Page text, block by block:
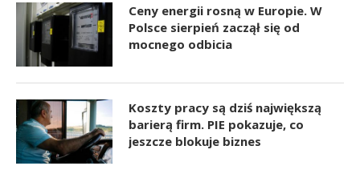
Ceny energii rosną w Europie. W
Polsce sierpień zaczął się od
mocnego odbicia
Koszty pracy są dziś największą
barierą firm. PIE pokazuje, co
jeszcze blokuje biznes